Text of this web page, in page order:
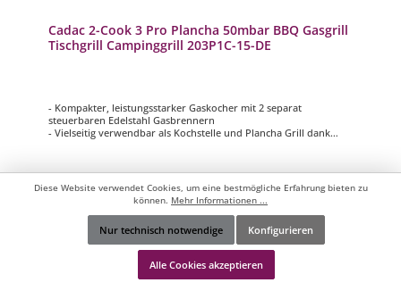
Cadac 2-Cook 3 Pro Plancha 50mbar BBQ Gasgrill
Tischgrill Campinggrill 203P1C-15-DE
- Kompakter, leistungsstarker Gaskocher mit 2 separat
steuerbaren Edelstahl Gasbrennern
- Vielseitig verwendbar als Kochstelle und Plancha Grill dank
Klipp sicher verschließbar
- Hitzeschutz + sicherer Stand auf isolierenden, rutschsicheren
Gummifüssen
- 50 mbar Version für den Betrieb mit Gasflasche oder
Gaskartusche(n)
139,00 €*
(12.58% gespart)
Werkzeugleiste anzeigen
Diese Website verwendet Cookies, um eine bestmögliche Erfahrung bieten zu
können. Mehr Informationen ...
Nur technisch notwendige Konfigurieren
Alle Cookies akzeptieren